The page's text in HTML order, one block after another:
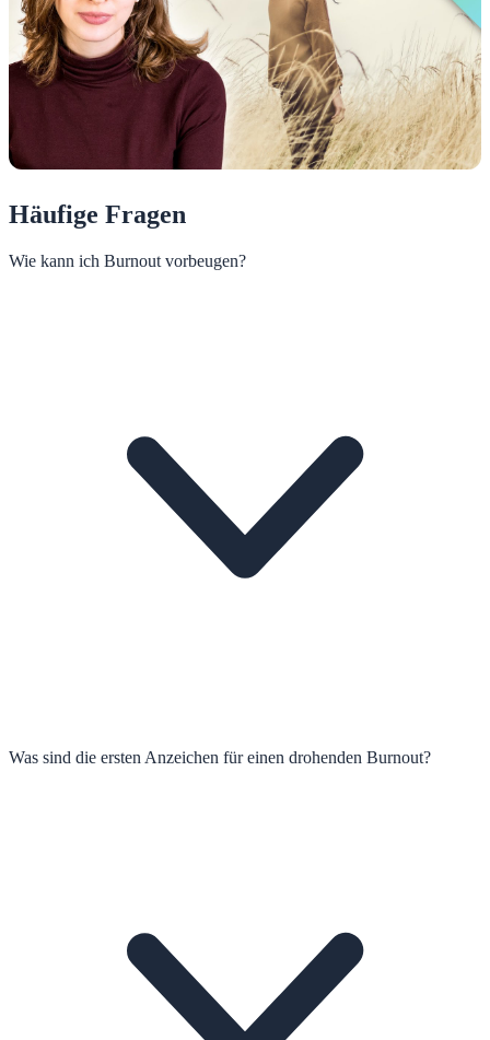
Häufige Fragen
Wie kann ich Burnout vorbeugen?
Was sind die ersten Anzeichen für einen drohenden Burnout?